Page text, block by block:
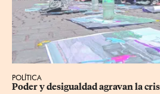
POLÍTICA
Poder y desigualdad agravan la